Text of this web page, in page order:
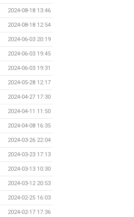
2024-08-18 13:46
2024-08-18 12:54
2024-06-03 20:19
2024-06-03 19:45
2024-06-03 19:31
2024-05-28 12:17
2024-04-27 17:30
2024-04-11 11:50
2024-04-08 16:35
2024-03-26 22:04
2024-03-23 17:13
2024-03-13 10:30
2024-03-12 20:53
2024-02-25 16:03
2024-02-17 17:36